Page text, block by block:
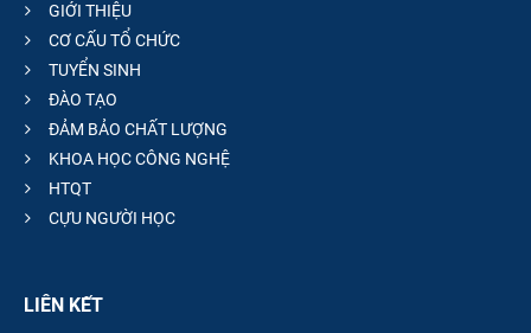
GIỚI THIỆU
CƠ CẤU TỔ CHỨC
TUYỂN SINH
ĐÀO TẠO
ĐẢM BẢO CHẤT LƯỢNG
KHOA HỌC CÔNG NGHỆ
HTQT
CỰU NGƯỜI HỌC
LIÊN KẾT